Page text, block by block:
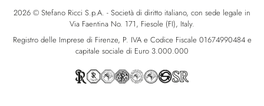
2026 © Stefano Ricci S.p.A. - Società di diritto italiano, con sede legale in
Via Faentina No. 171, Fiesole (FI), Italy.
Registro delle Imprese di Firenze, P. IVA e Codice Fiscale 01674990484 e
capitale sociale di Euro 3.000.000